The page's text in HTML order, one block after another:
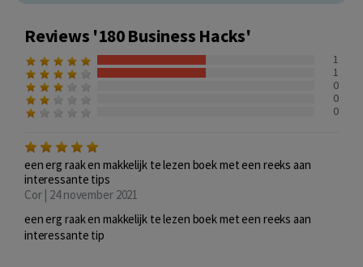
Reviews '180 Business Hacks'
1
1
0
0
0
een erg raak en makkelijk te lezen boek met een reeks aan
interessante tips
Cor | 24 november 2021
een erg raak en makkelijk te lezen boek met een reeks aan
interessante tip